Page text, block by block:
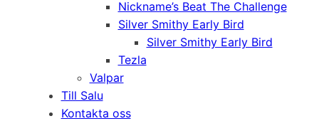
Nickname’s Beat The Challenge
Silver Smithy Early Bird
Silver Smithy Early Bird
Tezla
Valpar
Till Salu
Kontakta oss